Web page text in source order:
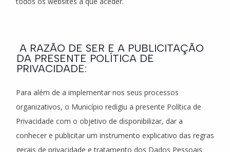
A RAZÃO DE SER E A PUBLICITAÇÃO
DA PRESENTE POLÍTICA DE
PRIVACIDADE:
Para além de a implementar nos seus processos
organizativos, o Município redigiu a presente Política de
Privacidade com o objetivo de disponibilizar, dar a
conhecer e publicitar um instrumento explicativo das regras
gerais de privacidade e tratamento dos Dados Pessoais